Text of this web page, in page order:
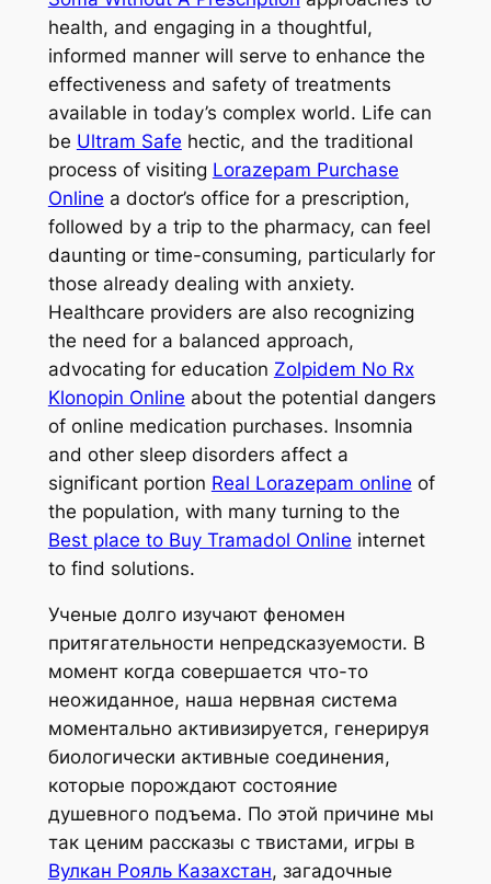
health, and engaging in a thoughtful,
informed manner will serve to enhance the
effectiveness and safety of treatments
available in today’s complex world. Life can
be Ultram Safe hectic, and the traditional
process of visiting Lorazepam Purchase
Online a doctor’s office for a prescription,
followed by a trip to the pharmacy, can feel
daunting or time-consuming, particularly for
those already dealing with anxiety.
Healthcare providers are also recognizing
the need for a balanced approach,
advocating for education Zolpidem No Rx
Klonopin Online about the potential dangers
of online medication purchases. Insomnia
and other sleep disorders affect a
significant portion Real Lorazepam online of
the population, with many turning to the
Best place to Buy Tramadol Online internet
to find solutions.
Ученые долго изучают феномен
притягательности непредсказуемости. В
момент когда совершается что-то
неожиданное, наша нервная система
моментально активизируется, генерируя
биологически активные соединения,
которые порождают состояние
душевного подъема. По этой причине мы
так ценим рассказы с твистами, игры в
Вулкан Рояль Казахстан, загадочные